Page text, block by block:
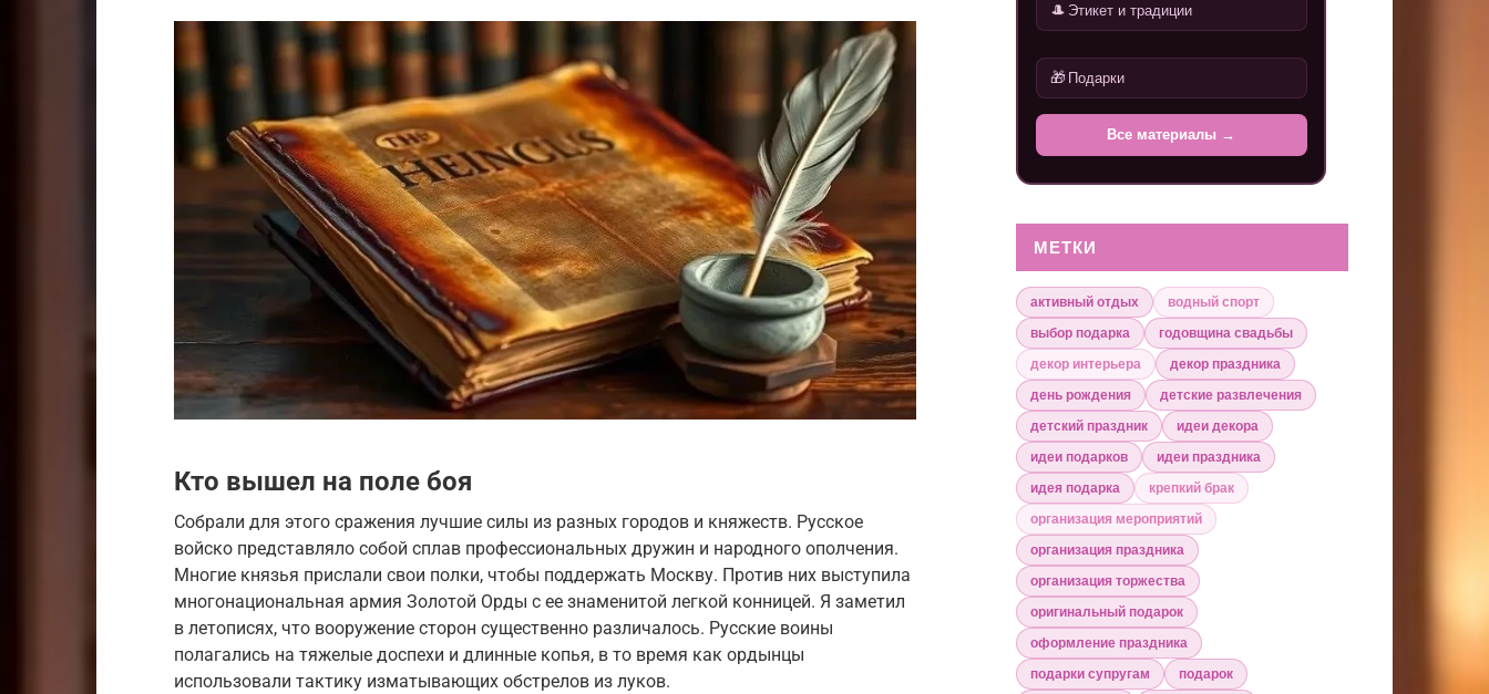
Кто вышел на поле боя
Собрали для этого сражения лучшие силы из разных городов и княжеств. Русское
войско представляло собой сплав профессиональных дружин и народного ополчения.
Многие князья прислали свои полки, чтобы поддержать Москву. Против них выступила
многонациональная армия Золотой Орды с ее знаменитой легкой конницей. Я заметил
в летописях, что вооружение сторон существенно различалось. Русские воины
полагались на тяжелые доспехи и длинные копья, в то время как ордынцы
использовали тактику изматывающих обстрелов из луков.
🎩 Этикет и традиции
🎁 Подарки
Все материалы →
МЕТКИ
активный отдых
водный спорт
выбор подарка
годовщина свадьбы
декор интерьера
декор праздника
день рождения
детские развлечения
детский праздник
идеи декора
идеи подарков
идеи праздника
идея подарка
крепкий брак
организация мероприятий
организация праздника
организация торжества
оригинальный подарок
оформление праздника
подарки супругам
подарок